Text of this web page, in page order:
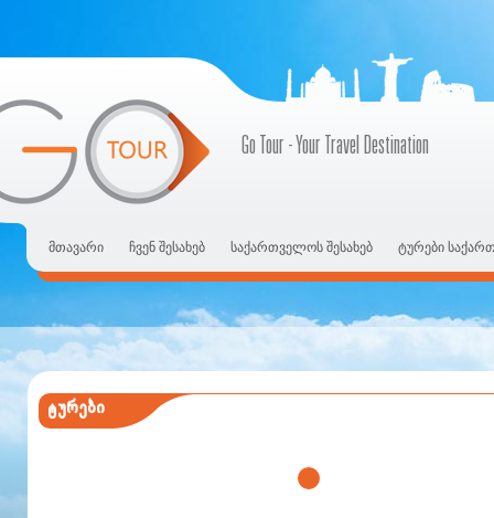
Go Tour - Your Travel Destination
მთავარი ჩვენ შესახებ საქართველოს შესახებ ტურები
ტურები